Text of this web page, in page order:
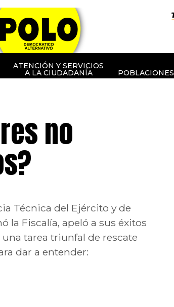
ATENCIÓN Y SERVICIOS
A LA CIUDADANÍA POBLACIONES
no
Técnica del Ejército y de
la Fiscalía, apeló a sus éxitos
tarea triunfal de rescate
dar a entender: